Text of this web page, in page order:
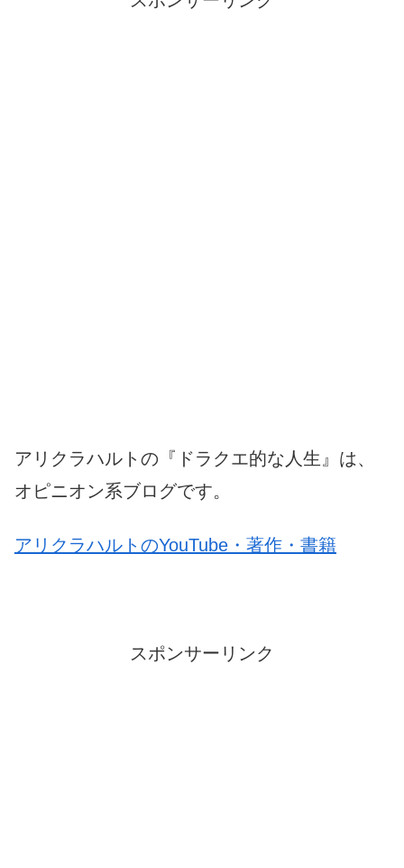
アリクラハルトの『ドラクエ的な人生』は、
オピニオン系ブログです。
アリクラハルトのYouTube・著作・書籍
スポンサーリンク